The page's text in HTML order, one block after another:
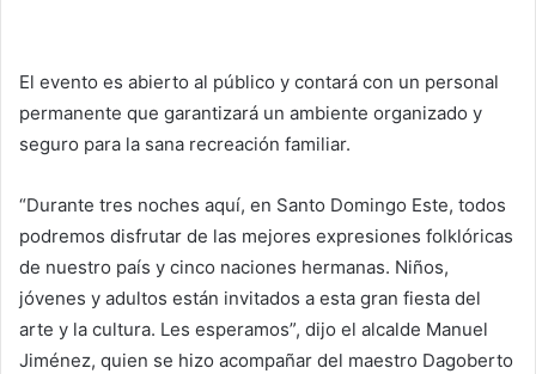
El evento es abierto al público y contará con un personal
permanente que garantizará un ambiente organizado y
seguro para la sana recreación familiar.
“Durante tres noches aquí, en Santo Domingo Este, todos
podremos disfrutar de las mejores expresiones folklóricas
de nuestro país y cinco naciones hermanas. Niños,
jóvenes y adultos están invitados a esta gran fiesta del
arte y la cultura. Les esperamos”, dijo el alcalde Manuel
Jiménez, quien se hizo acompañar del maestro Dagoberto